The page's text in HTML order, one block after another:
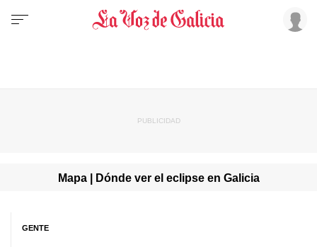
Mapa | Dónde ver el eclipse en Galicia
GENTE